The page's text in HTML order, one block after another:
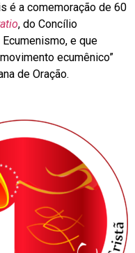
é a comemoração de 60
, do Concílio
e que
ecumênico”
de Oração.